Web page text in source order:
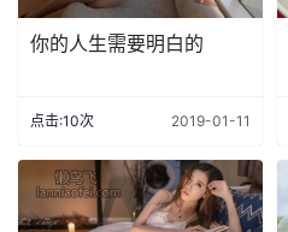
你的人生需要明白的
点击:10次 2019-01-11